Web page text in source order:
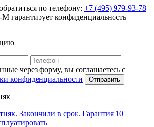
по телефону: +7 (495) 979-93-78
гарантирует конфиденциальность
через форму, вы соглашаетесь с
конфиденциальности Отправить